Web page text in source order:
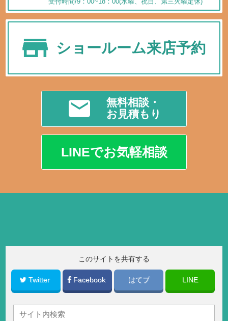
ショールーム来店予約
無料相談・
お見積もり
LINEでお気軽相談
このサイトを共有する
Twitter Facebook はてブ LINE